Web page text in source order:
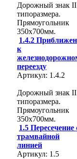
Дорожный знак II
типоразмера.
Прямоугольник
350х700мм.
1.4.2
к
переезду
Артикул: 1.4.2
Дорожный знак II
типоразмера.
Прямоугольник
350х700мм.
1.5 Пересечение
трамвайной
линией
Артикул: 1.5